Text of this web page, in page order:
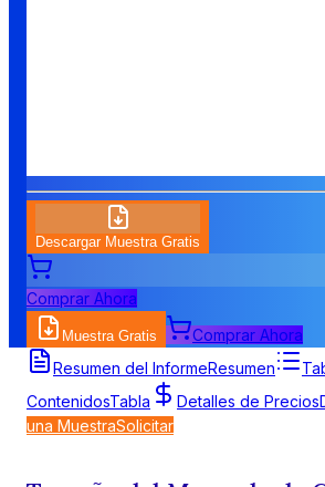
Descargar Muestra Gratis
Comprar Ahora
Muestra Gratis
Comprar Ahora
Resumen del InformeResumen
ContenidosTabla Detalles de Precios
una MuestraSolicitar